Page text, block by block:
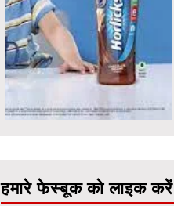
हमारे फेस्बूक को लाइक करें